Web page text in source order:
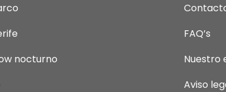
nocturno
FAQ’s
Nuestro
Aviso